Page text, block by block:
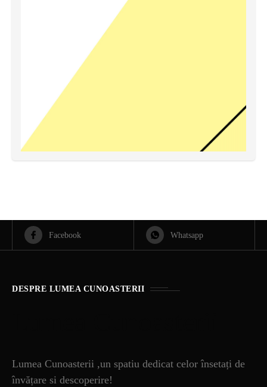
Facebook Whatsapp
DESPRE LUMEA CUNOASTERII
Lumea Cunoasterii ,un spatiu dedicat celor însetați de
învățare si descoperire!